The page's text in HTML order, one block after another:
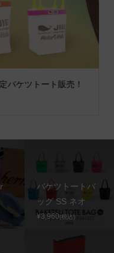
バケツトート販売！
バケツトートバ
ッグ SS ネオ
¥3,960(税込)